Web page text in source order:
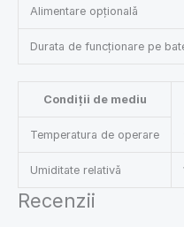
Alimentare opțională
Durata de funcționare pe
Condiții de mediu
Temperatura de operare
Umiditate relativă
Recenzii